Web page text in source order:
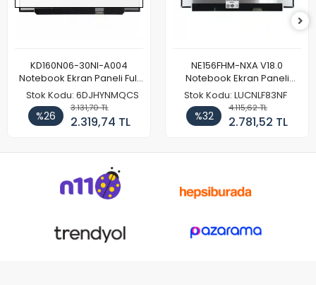
KD160N06-30NI-A004
Notebook Ekran Paneli Full
HD
Stok Kodu: 6DJHYNMQCS
%26
3.131,70 TL
2.319,74 TL
NE156FHM-NXA V18.0
Notebook Ekran Paneli
144Hz
Stok Kodu: LUCNLF83NF
%32
4.115,62 TL
2.781,52 TL